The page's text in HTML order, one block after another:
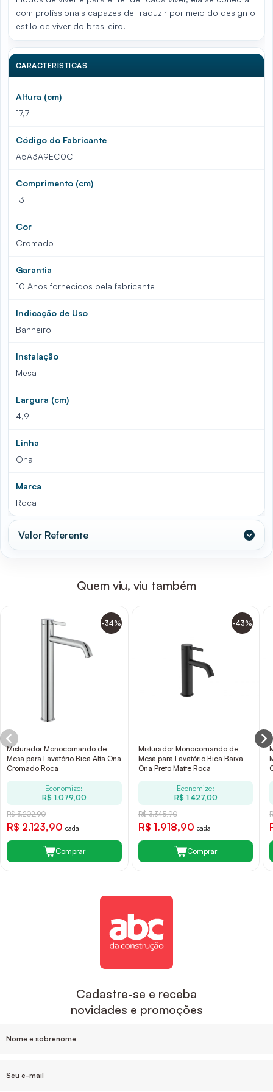
com profissionais capazes de traduzir por meio do design o
estilo de viver do brasileiro.
CARACTERÍSTICAS
Altura (cm)
17,7
Código do Fabricante
A5A3A9EC0C
Comprimento (cm)
13
Cor
Cromado
Garantia
10 Anos fornecidos pela fabricante
Indicação de Uso
Banheiro
Instalação
Mesa
Largura (cm)
4,9
Linha
Ona
Marca
Roca
Valor Referente
Quem viu, viu também
-34%
Misturador Monocomando de
Mesa para Lavatório Bica Alta Ona
Cromado Roca
Economize:
R$ 1.079,00
R$ 3.202,90
R$ 2.123,90 cada
Comprar
-43%
Misturador Monocomando de
Mesa para Lavatório Bica Baixa
Ona Preto Matte Roca
Economize:
R$ 1.427,00
R$ 3.345,90
R$ 1.918,90 cada
Comprar
Cadastre-se e receba
novidades e promoções